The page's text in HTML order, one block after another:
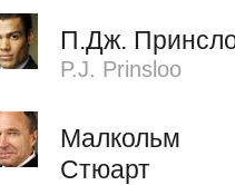
П.Дж.
P.J. Prinsloo
Малкольм
Стюарт